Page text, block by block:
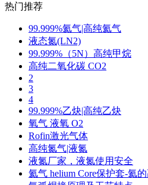
热门推荐
99.999%氦气|高纯氦气
液态氮(LN2)
99.999%（5N）高纯甲烷
高纯二氧化碳 CO2
2
3
4
99.999%乙炔|高纯乙炔
氧气 液氧 O2
Rofin激光气体
高纯氮气|液氮
液氮厂家，液氮使用安全
氦气 helium Core保护套-氦